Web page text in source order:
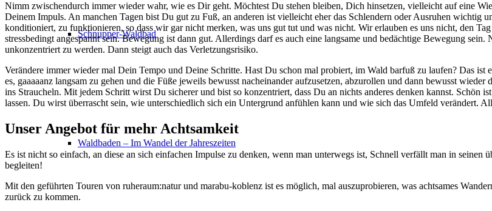
Schnupper-Waldbad
Waldbaden – Im Wandel der Jahreszeiten
Nimm zwischendurch immer wieder wahr, wie es Dir geht. Möchtest Du stehen bleiben, Dich hinsetzen, vielleicht auf eine
Deinem Impuls. An manchen Tagen bist Du gut zu Fuß, an anderen ist vielleicht eher das Schlendern oder Ausruhen
konditioniert, zu funktionieren, so dass wir gar nicht merken, was uns gut tut und was nicht. Wir erlauben es uns nicht, den
stressbedingt angespannt sein. Bewegung ist dann gut. Allerdings darf es auch eine langsame und bedächtige Bewegung
unkonzentriert zu werden. Dann steigt auch das Verletzungsrisiko.
Verändere immer wieder mal Dein Tempo und Deine Schritte. Hast Du schon mal probiert, im Wald barfuß zu laufen? Das ist
es, gaaaaanz langsam zu gehen und die Füße jeweils bewusst nacheinander aufzusetzen, abzurollen und dann bewusst
ins Straucheln. Mit jedem Schritt wirst Du sicherer und bist so konzentriert, dass Du an nichts anderes denken kannst. Schön
lassen. Du wirst überrascht sein, wie unterschiedlich sich ein Untergrund anfühlen kann und wie sich das Umfeld verändert.
Unser Angebot für mehr Achtsamkeit
Es ist nicht so einfach, an diese an sich einfachen Impulse zu denken, wenn man unterwegs ist, Schnell verfällt man in
begleiten!
Mit den geführten Touren von ruheraum:natur und marabu-koblenz ist es möglich, mal auszuprobieren, was achtsames
zurück zu kommen.